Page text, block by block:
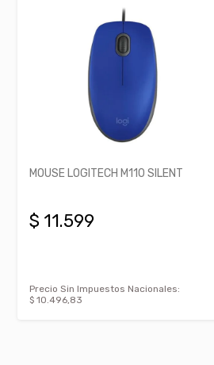
MOUSE LOGITECH M110 SILENT
$ 11.599
Precio Sin Impuestos Nacionales:
$ 10.496,83